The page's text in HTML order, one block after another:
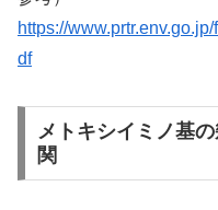
https://
df
メトキシイミノ基
関